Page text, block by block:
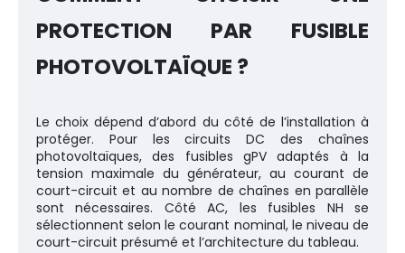
PROTECTION PAR FUSIBLE
PHOTOVOLTAÏQUE ?
Le choix dépend d’abord du côté de l’installation à
protéger. Pour les circuits DC des chaînes
photovoltaïques, des fusibles gPV adaptés à la
tension maximale du générateur, au courant de
court-circuit et au nombre de chaînes en parallèle
sont nécessaires. Côté AC, les fusibles NH se
sélectionnent selon le courant nominal, le niveau de
court-circuit présumé et l’architecture du tableau.